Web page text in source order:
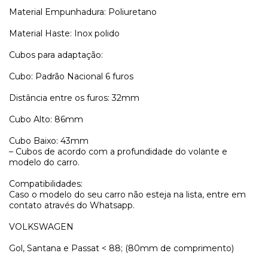
Material Empunhadura: Poliuretano
Material Haste: Inox polido
Cubos para adaptação:
Cubo: Padrão Nacional 6 furos
Distância entre os furos: 32mm
Cubo Alto: 86mm
Cubo Baixo: 43mm
– Cubos de acordo com a profundidade do volante e
modelo do carro.
Compatibilidades:
Caso o modelo do seu carro não esteja na lista, entre em
contato através do Whatsapp.
VOLKSWAGEN
Gol, Santana e Passat < 88; (80mm de comprimento)